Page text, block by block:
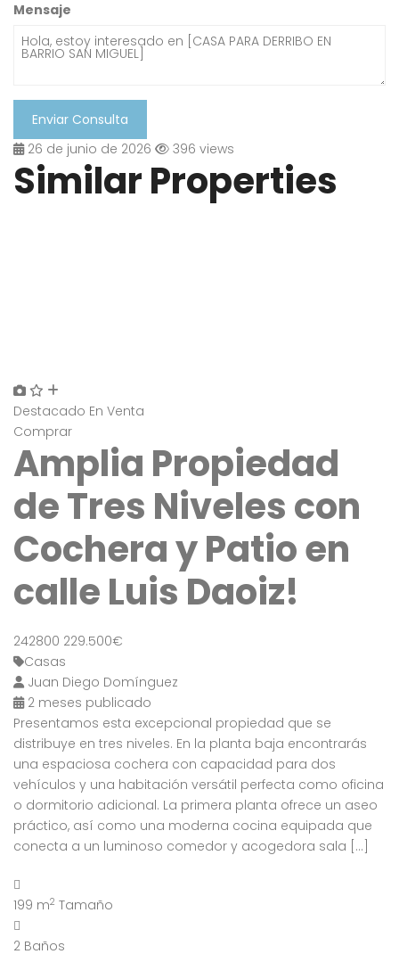
Mensaje
Enviar Consulta
26 de junio de 2026
396 views
Similar Properties
Destacado En Venta
Comprar
Amplia Propiedad
de Tres Niveles con
Cochera y Patio en
calle Luis Daoiz!
242800 229.500€
Casas
Juan Diego Domínguez
2 meses publicado
Presentamos esta excepcional propiedad que se
distribuye en tres niveles. En la planta baja encontrarás
una espaciosa cochera con capacidad para dos
vehículos y una habitación versátil perfecta como oficina
o dormitorio adicional. La primera planta ofrece un aseo
práctico, así como una moderna cocina equipada que
conecta a un luminoso comedor y acogedora sala […]
199 m2 Tamaño
2 Baños